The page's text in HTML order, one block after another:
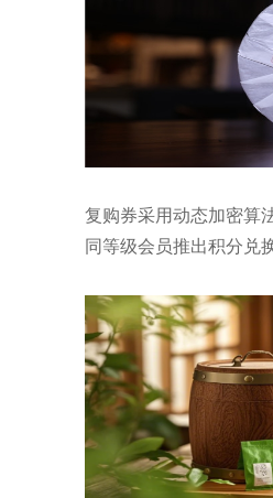
复购券采用动态加密算
同等级会员推出积分兑